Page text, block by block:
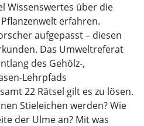
Wissenswertes über die
erfahren.
aufgepasst – diesen
Das Umweltreferat
des Gehölz-,
Lehrpfads
22 Rätsel gilt es zu lösen.
Stieleichen werden? Wie
der Ulme an? Mit was